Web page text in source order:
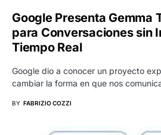
Google Presenta Gemma
para Conversaciones sin
Tiempo Real
Google dio a conocer un proyecto
cambiar la forma en que nos
BY FABRIZIO COZZI